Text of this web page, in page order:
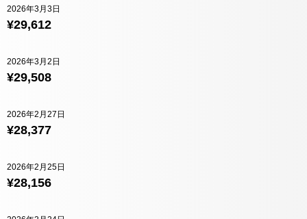
¥29,612
2026年3月3日
¥29,508
2026年3月2日
¥28,377
2026年2月27日
¥28,156
2026年2月25日